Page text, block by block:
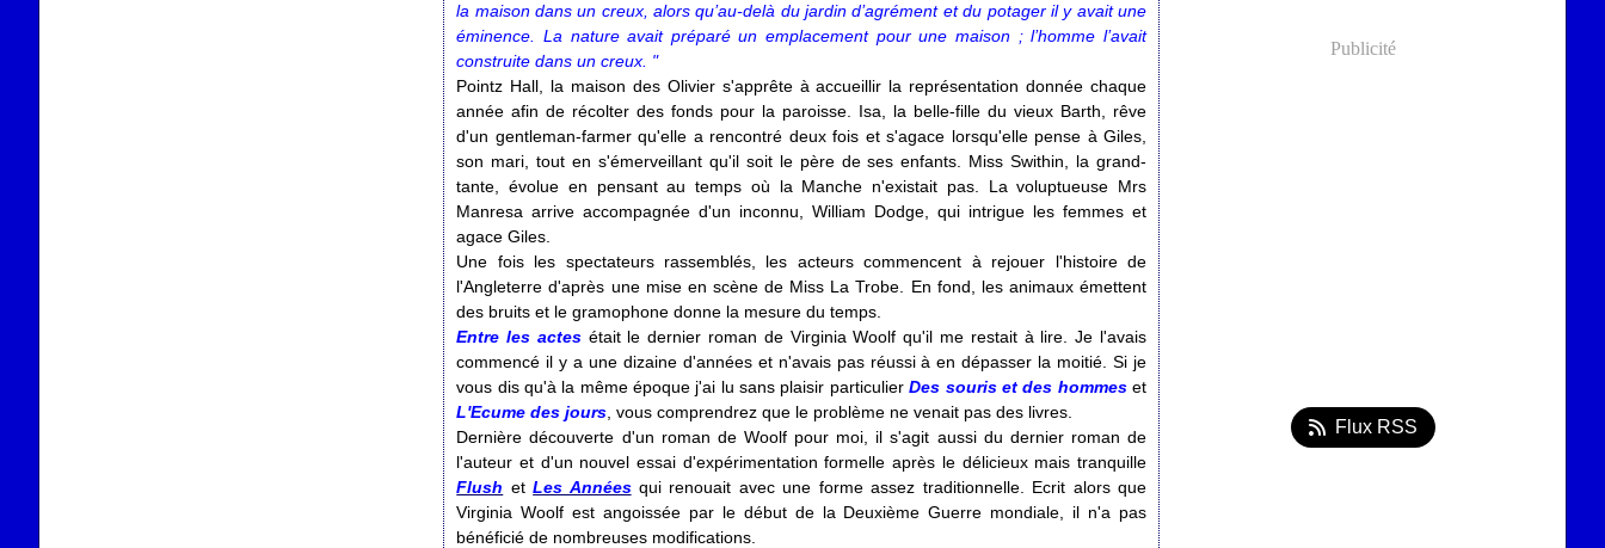
la maison dans un creux, alors qu’au-delà du jardin d’agrément et du potager il y avait une
éminence. La nature avait préparé un emplacement pour une maison ; l’homme l’avait
construite dans un creux. "
Pointz Hall, la maison des Olivier s'apprête à accueillir la représentation donnée chaque
année afin de récolter des fonds pour la paroisse. Isa, la belle-fille du vieux Barth, rêve
d'un gentleman-farmer qu'elle a rencontré deux fois et s'agace lorsqu'elle pense à Giles,
son mari, tout en s'émerveillant qu'il soit le père de ses enfants. Miss Swithin, la grand-
tante, évolue en pensant au temps où la Manche n'existait pas. La voluptueuse Mrs
Manresa arrive accompagnée d'un inconnu, William Dodge, qui intrigue les femmes et
agace Giles.
Une fois les spectateurs rassemblés, les acteurs commencent à rejouer l'histoire de
l'Angleterre d'après une mise en scène de Miss La Trobe. En fond, les animaux émettent
des bruits et le gramophone donne la mesure du temps.
Entre les actesétait le dernier roman de Virginia Woolf qu'il me restait à lire. Je l'avais
commencé il y a une dizaine d'années et n'avais pas réussi à en dépasser la moitié. Si je
vous dis qu'à la même époque j'ai lu sans plaisir particulierDes souris et des hommeset
L'Ecume des jours , vous comprendrez que le problème ne venait pas des livres.
Dernière découverte d'un roman de Woolf pour moi, il s'agit aussi du dernier roman de
l'auteur et d'un nouvel essai d'expérimentation formelle après le délicieux mais tranquille
Flush etLes Annéesqui renouait avec une forme assez traditionnelle. Ecrit alors que
Virginia Woolf est angoissée par le début de la Deuxième Guerre mondiale, il n'a pas
bénéficié de nombreuses modifications.
Publicité
Flux RSS